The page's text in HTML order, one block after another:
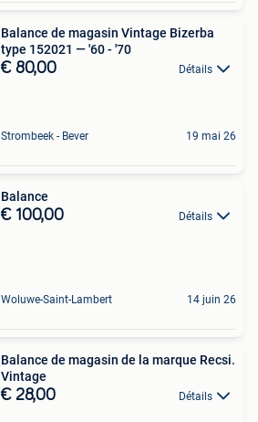
Balance de magasin Vintage Bizerba
type 152021 — '60 - '70
€ 80,00 Détails
Strombeek - Bever 19 mai 26
Balance
€ 100,00 Détails
Woluwe-Saint-Lambert 14 juin 26
Balance de magasin de la marque Recsi.
Vintage
€ 28,00 Détails